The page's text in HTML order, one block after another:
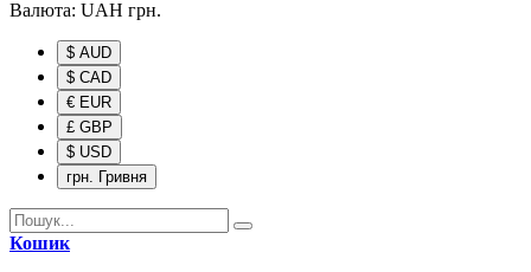
Валюта: UAH грн.
$ AUD
$ CAD
€ EUR
£ GBP
$ USD
грн. Гривня
Кошик